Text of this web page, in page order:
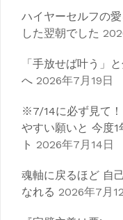
ハイヤーセルフの
した翌朝でした
「手放せば叶う」
へ 2026年7月19日
※7/14に必ず見て
やすい願いと 今度
ト 2026年7月14日
魂軸に戻るほど 自
なれる 2026年7月